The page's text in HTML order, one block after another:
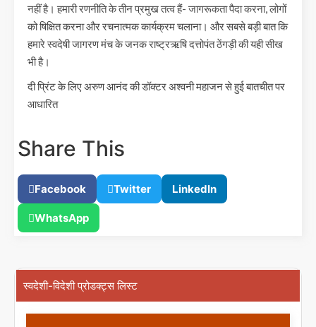
नहीं है। हमारी रणनीति के तीन प्रमुख तत्व हैं- जागरूकता पैदा करना, लोगों
को षिक्षित करना और रचनात्मक कार्यक्रम चलाना। और सबसे बड़ी बात कि
हमारे स्वदेषी जागरण मंच के जनक राष्ट्रऋषि दत्तोपंत ठेंगड़ी की यही सीख
भी है।
दी प्रिंट के लिए अरुण आनंद की डॉक्टर अश्वनी महाजन से हुई बातचीत पर
आधारित
Share This
Facebook Twitter LinkedIn
WhatsApp
स्वदेशी-विदेशी प्रोडक्ट्स लिस्ट